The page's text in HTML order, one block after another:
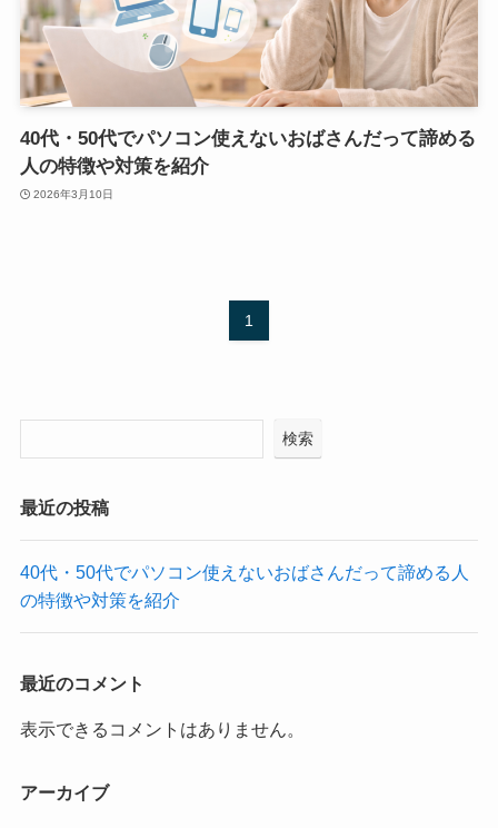
40代・50代でパソコン使えないおばさんだって諦める
人の特徴や対策を紹介
2026年3月10日
1
検索
最近の投稿
40代・50代でパソコン使えないおばさんだって諦める人
の特徴や対策を紹介
最近のコメント
表示できるコメントはありません。
アーカイブ